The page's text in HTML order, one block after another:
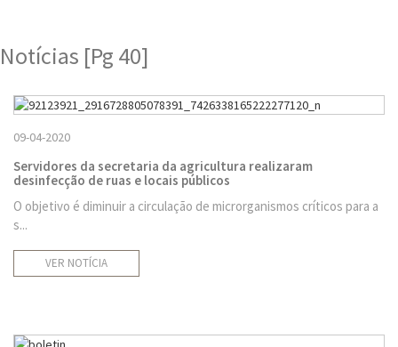
Notícias [Pg 40]
09-04-2020
Servidores da secretaria da agricultura realizaram
desinfecção de ruas e locais públicos
O objetivo é diminuir a circulação de microrganismos críticos para a
s...
VER NOTÍCIA